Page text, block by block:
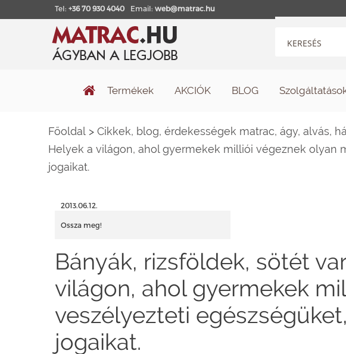
Tel: +36 70 930 4040 Email: web@matrac.hu
Termékek AKCIÓK BLOG
Főoldal > Cikkek, blog, érdekességek matrac, ágy, alvás,
Helyek a világon, ahol gyermekek milliói végeznek olyan
jogaikat.
2013.06.12.
Ossza meg!
Bányák, rizsföldek, sötét
világon, ahol gyermekek
veszélyezteti
jogaikat.